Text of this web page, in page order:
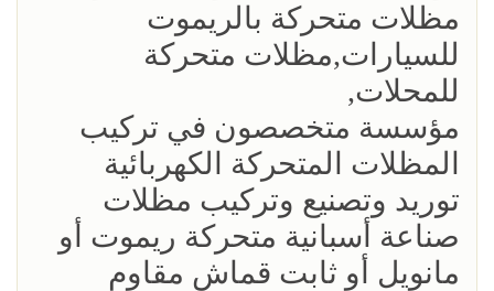
مظلات متحركة بالريموت
للسيارات,مظلات متحركة
للمحلات,
مؤسسة متخصصون في تركيب
المظلات المتحركة الكهربائية
توريد وتصنيع وتركيب مظلات
صناعة أسبانية متحركة ريموت أو
مانويل أو ثابت قماش مقاوم